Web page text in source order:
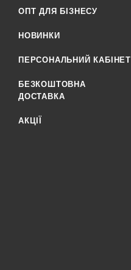
ОПТ ДЛЯ БІЗНЕСУ
НОВИНКИ
ПЕРСОНАЛЬНИЙ КАБІНЕТ
БЕЗКОШТОВНА
ДОСТАВКА
АКЦІЇ